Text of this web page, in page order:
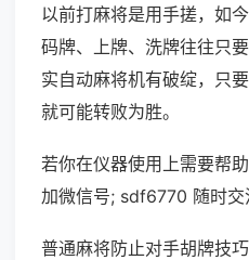
以前打麻将是用手搓，如
码牌、上牌、洗牌往往只
实自动麻将机有破绽，只
就可能转败为胜。
若你在仪器使用上需要帮
加微信号; sdf6770 随时交
普通麻将防止对手胡牌技